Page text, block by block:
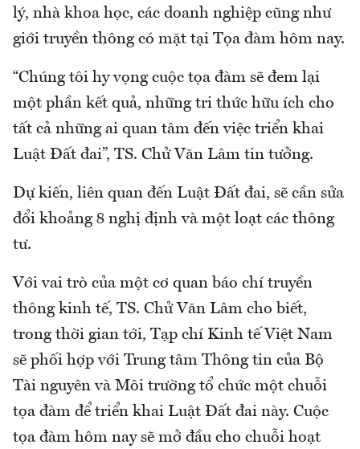
lý, nhà khoa học, các doanh nghiệp cũng như
giới truyền thông có mặt tại Tọa đàm hôm nay.
“Chúng tôi hy vọng cuộc tọa đàm sẽ đem lại
một phần kết quả, những tri thức hữu ích cho
tất cả những ai quan tâm đến việc triển khai
Luật Đất đai”, TS. Chử Văn Lâm tin tưởng.
Dự kiến, liên quan đến Luật Đất đai, sẽ cần sửa
đổi khoảng 8 nghị định và một loạt các thông
tư.
Với vai trò của một cơ quan báo chí truyền
thông kinh tế, TS. Chử Văn Lâm cho biết,
trong thời gian tới, Tạp chí Kinh tế Việt Nam
sẽ phối hợp với Trung tâm Thông tin của Bộ
Tài nguyên và Môi trường tổ chức một chuỗi
tọa đàm để triển khai Luật Đất đai này. Cuộc
tọa đàm hôm nay sẽ mở đầu cho chuỗi hoạt